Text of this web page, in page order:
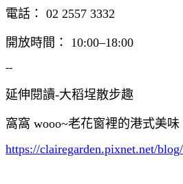
電話： 02 2557 3332
開放時間： 10:00–18:00
--
延伸閱讀-大稻埕散步趣
窩窩 wooo~老花窗裡的港式美味
https://clairegarden.pixnet.net/